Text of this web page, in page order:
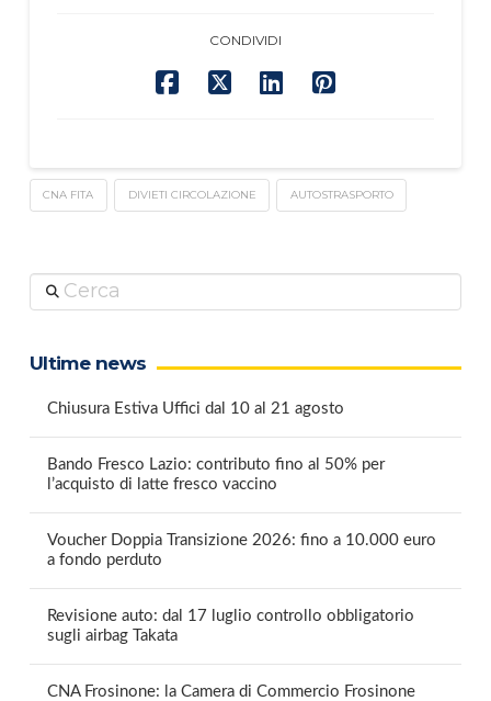
CONDIVIDI
CNA FITA DIVIETI CIRCOLAZIONE AUTOSTRASPORTO
Cerca
Ultime news
Chiusura Estiva Uffici dal 10 al 21 agosto
Bando Fresco Lazio: contributo fino al 50% per
l’acquisto di latte fresco vaccino
Voucher Doppia Transizione 2026: fino a 10.000 euro
a fondo perduto
Revisione auto: dal 17 luglio controllo obbligatorio
sugli airbag Takata
CNA Frosinone: la Camera di Commercio Frosinone